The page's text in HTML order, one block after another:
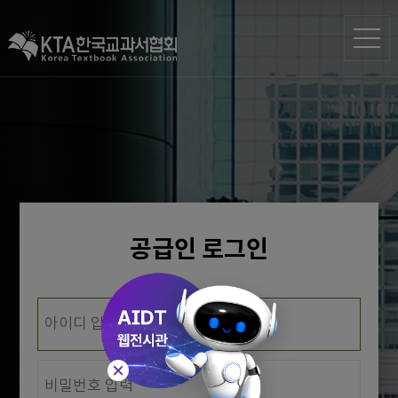
공급인 로그인